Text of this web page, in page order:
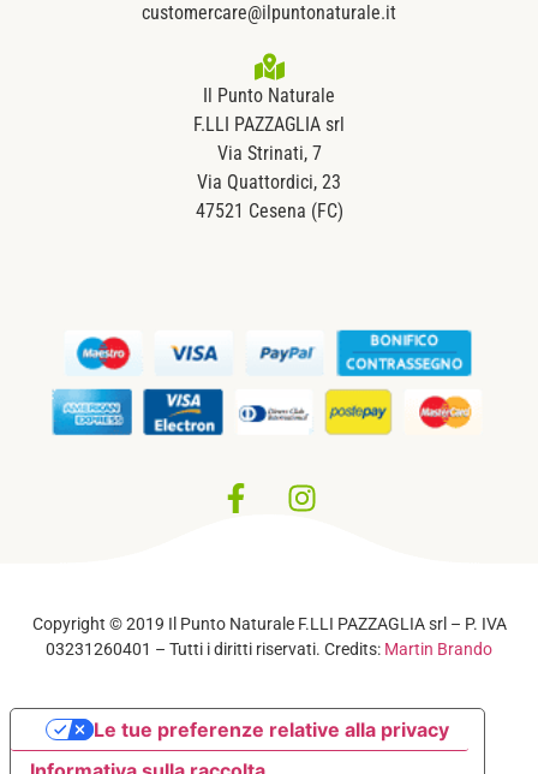
customercare@ilpuntonaturale.it
Il Punto Naturale
F.LLI PAZZAGLIA srl
Via Strinati, 7
Via Quattordici, 23
47521 Cesena (FC)
Copyright © 2019 Il Punto Naturale F.LLI PAZZAGLIA srl – P. IVA
03231260401 – Tutti i diritti riservati. Credits: Martin Brando
Le tue preferenze relative alla privacy